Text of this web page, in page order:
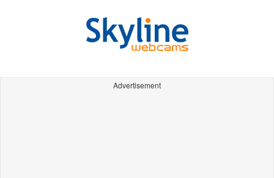
Advertisement